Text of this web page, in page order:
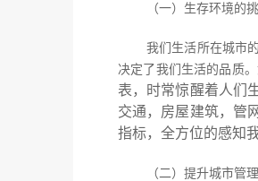
（一）生存环境的
我们生活所在城市
决定了我们生活的品质
表，时常惊醒着人们
交通，房屋建筑，管
指标，全方位的感知
（二）提升城市管